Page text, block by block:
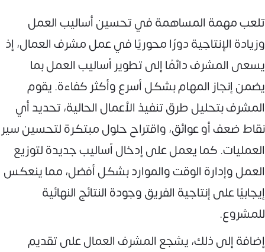
تلعب مهمة المساهمة في تحسين أساليب العمل
وزيادة الإنتاجية دورًا محوريًا في عمل مشرف العمال، إذ
يسعى المشرف دائمًا إلى تطوير أساليب العمل بما
يضمن إنجاز المهام بشكل أسرع وأكثر كفاءة. يقوم
المشرف بتحليل طرق تنفيذ الأعمال الحالية، تحديد أي
نقاط ضعف أو عوائق، واقتراح حلول مبتكرة لتحسين سير
العمليات. كما يعمل على إدخال أساليب جديدة لتوزيع
العمل وإدارة الوقت والموارد بشكل أفضل، مما ينعكس
إيجابيًا على إنتاجية الفريق وجودة النتائج النهائية
للمشروع.
إضافة إلى ذلك، يشجع المشرف العمال على تقديم